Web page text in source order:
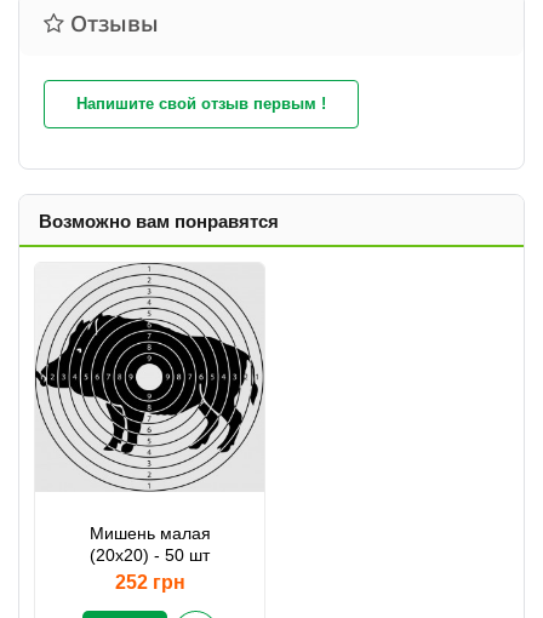
Отзывы
Напишите свой отзыв первым !
Возможно вам понравятся
Мишень малая
(20x20) - 50 шт
252 грн